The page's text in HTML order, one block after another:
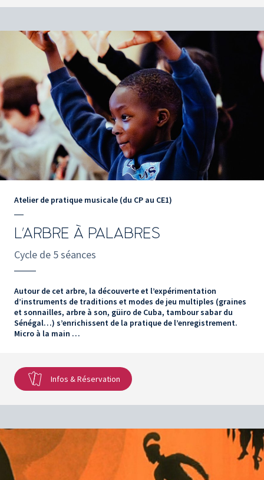
Atelier de pratique musicale (du CP au CE1)
L'ARBRE À PALABRES
Cycle de 5 séances
Autour de cet arbre, la découverte et l’expérimentation
d’instruments de traditions et modes de jeu multiples (graines
et sonnailles, arbre à son, güiro de Cuba, tambour sabar du
Sénégal…) s’enrichissent de la pratique de l’enregistrement.
Micro à la main …
Infos & Réservation